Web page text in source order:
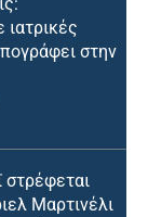
στην
στρέφεται
Μαρτινέλι